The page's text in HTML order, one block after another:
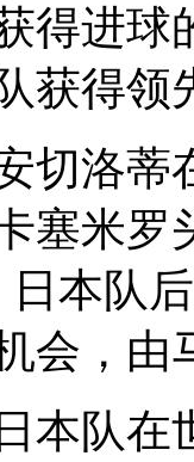
得进球
获得领
洛蒂
塞米
本队
会，由
队在